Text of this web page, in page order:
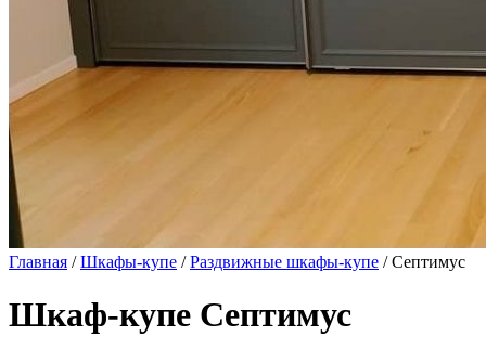
Главная /Шкафы-купе /Раздвижные шкафы-купе / Септимус
Шкаф-купе Септимус